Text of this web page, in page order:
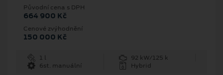
Původní cena s DPH
664 900 Kč
Cenové zvýhodnění
150 000 Kč
1 l
92 kW/125 k
6st. manuální
Hybrid